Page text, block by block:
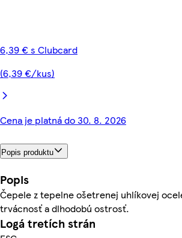
6,39 € s Clubcard
(6,39 €/kus)
Cena je platná do 30. 8. 2026
Popis produktu
Popis
Čepele z tepelne ošetrenej uhlíkovej
trvácnosť a dlhodobú ostrosť.
Logá tretích strán